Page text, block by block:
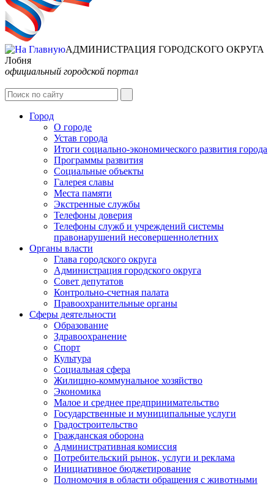
АДМИНИСТРАЦИЯ ГОРОДСКОГО ОКРУГА
Лобня
официальный городской портал
Город
О городе
Устав города
Итоги социально-экономического развития города
Программы развития
Социальные объекты
Галерея славы
Места памяти
Экстренные службы
Телефоны доверия
Телефоны служб и учреждений системы
правонарушений несовершеннолетних
Органы власти
Глава городского округа
Администрация городcкого округа
Совет депутатов
Контрольно-счетная палата
Правоохранительные органы
Сферы деятельности
Образование
Здравоохранение
Спорт
Культура
Социальная сфера
Жилищно-коммунальное хозяйство
Экономика
Малое и среднее предпринимательство
Государственные и муниципальные услуги
Градостроительство
Гражданская оборона
Административная комиссия
Потребительский рынок, услуги и реклама
Инициативное бюджетирование
Полномочия в области обращения с животными